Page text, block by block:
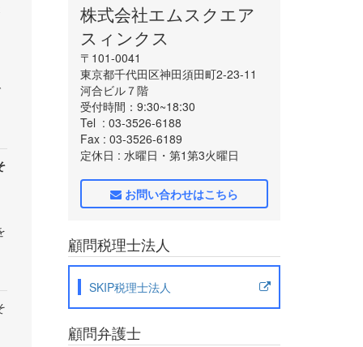
株式会社エムスクエア
スィンクス
〒101-0041
東京都千代田区神田須田町2-23-11
河合ビル７階
受付時間：9:30~18:30
Tel : 03-3526-6188
Fax: 03-3526-6189
定休日 : 水曜日・第1第3火曜日
お問い合わせはこちら
顧問税理士法人
SKIP税理士法人
顧問弁護士